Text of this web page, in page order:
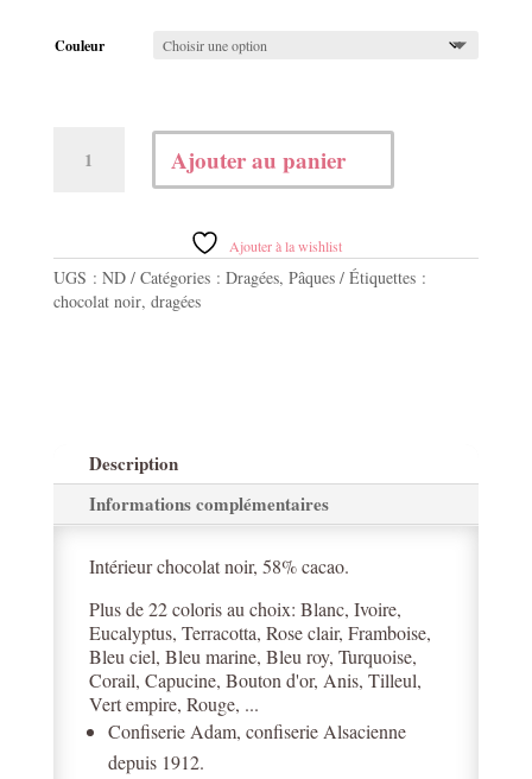
Couleur
cacao
500g
/
Ajouter au panier
Ajouter à la wishlist
UGS : ND Catégories : Dragées, Pâques
Étiquettes :
chocolat noir, dragées
Description
Informations complémentaires
Intérieur chocolat noir, 58% cacao.
Plus de 22 coloris au choix: Blanc, Ivoire,
Eucalyptus, Terracotta, Rose clair, Framboise,
Bleu ciel, Bleu marine, Bleu roy, Turquoise,
Corail, Capucine, Bouton d'or, Anis, Tilleul,
Vert empire, Rouge, ...
Confiserie Adam, confiserie Alsacienne
depuis 1912.